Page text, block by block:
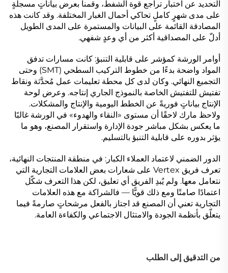
التحديد عن اختبار تراجع قوة الشفط، وقمنا بعرض بياناتٍ مسجلةٍ
على مدى شهرٍ كاملٍ تحاكي أحمال الغبار المختلفة. وقد كانت هذه
المصادقة القائمة على البيانات والمستمرة على المدى الطويل
أدلّ على المصداقية أكثر من أي وعدٍ شفهي.
أوامر الورشة كمؤشر على قابلية التنبؤ: كانت مسارات تدفق
المواد واضحة بدءًا من خطوط التركيب السطحي (SMT) وحتى
التجميع النهائي. وكان لدى كل محطة تعليمات عمل مُحدَّثة ونقاط
تفتيش للتفتيش الخاصة بالنموذج الجاري إنتاجه. وعرض لوحة
الإنتاج بياناتٍ فوريةً عن الخطط اليومية والإنتاج والمشكلات.
ولاحظ مارك لاحقًا أن مستوى «النقاء والهدوء» في الورشة غالبًا
ما يعكس بشكل مباشر جودة الإدارة واستقرار المصنع، وهو ما
يؤثر بدوره على قابلية التنبؤ بالتسليم.
الدور الضمني لاعتماد العملاء الكبار: في منطقة المنتجات النهائية،
تعرف فريق Vertex على شعارات بعض العلامات التجارية التي
نتعامل معها. ولم يُبدِ الفريق أي تعليق، لكن هذا التعرف شكّل
اعتمادًا صامتًا ومع ذلك قويًّا — فالشراكة مع هذه العلامات
التجارية تعني أن المصنع قد اجتاز بالفعل مرشحاتٍ صارمةً فيما
يتعلّق بأنظمة الجودة والامتثال الاجتماعي والكفاءة العامة.
من التدقيق إلى الطلب